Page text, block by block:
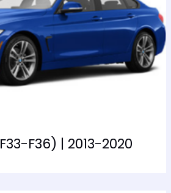
F36) | 2013-2020